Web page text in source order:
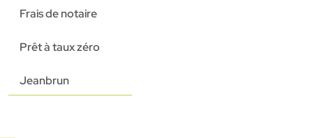
Frais de notaire
Prêt à taux zéro
Jeanbrun